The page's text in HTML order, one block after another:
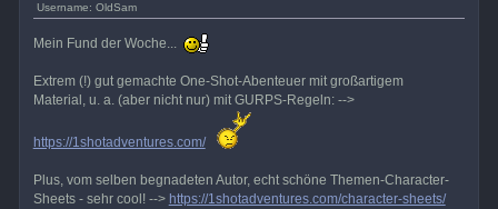
Username: OldSam
Mein Fund der Woche...
Extrem (!) gut gemachte One-Shot-Abenteuer mit großartigem
Material, u. a. (aber nicht nur) mit GURPS-Regeln: -->
https://1shotadventures.com/
Plus, vom selben begnadeten Autor, echt schöne Themen-Character-
Sheets - sehr cool! --> https://1shotadventures.com/character-sheets/